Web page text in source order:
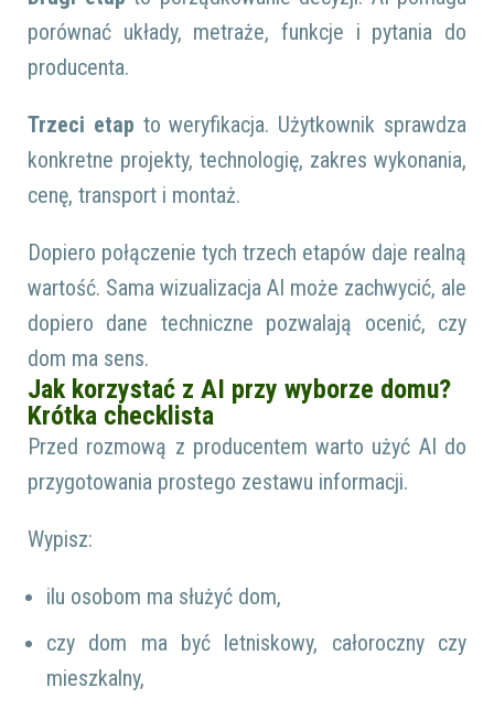
porównać układy, metraże, funkcje i pytania do
producenta.
Trzeci etap to weryfikacja. Użytkownik sprawdza
konkretne projekty, technologię, zakres wykonania,
cenę, transport i montaż.
Dopiero połączenie tych trzech etapów daje realną
wartość. Sama wizualizacja AI może zachwycić, ale
dopiero dane techniczne pozwalają ocenić, czy
dom ma sens.
Jak korzystać z AI przy wyborze domu?
Krótka checklista
Przed rozmową z producentem warto użyć AI do
przygotowania prostego zestawu informacji.
Wypisz:
ilu osobom ma służyć dom,
czy dom ma być letniskowy, całoroczny czy
mieszkalny,